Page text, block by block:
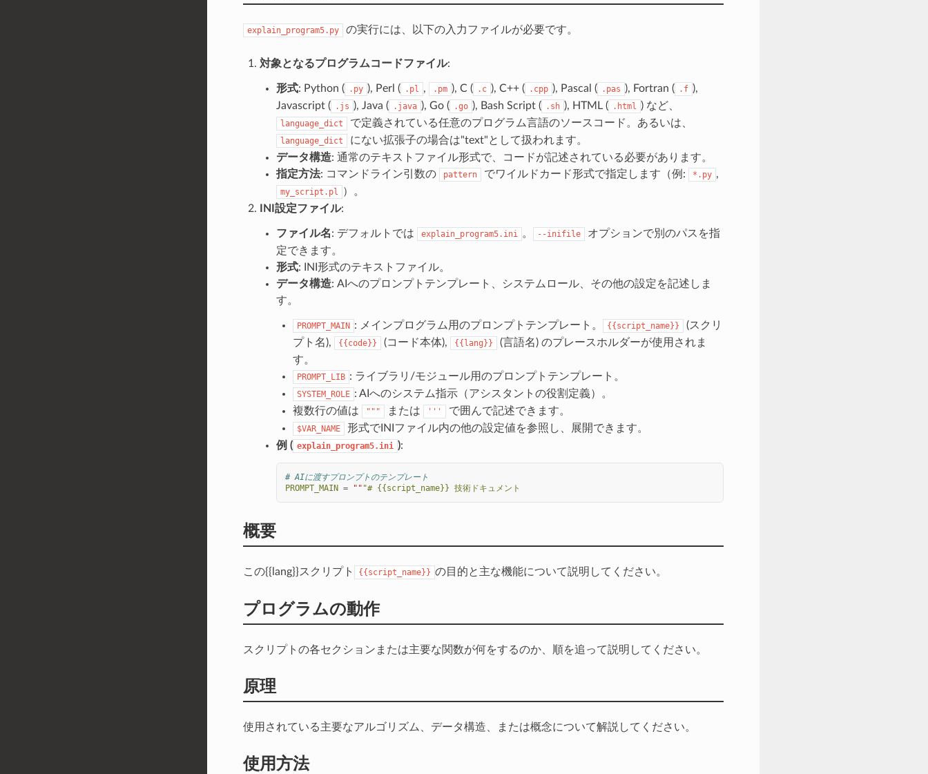
explain_program5.py の実行には、以下の入力ファイルが必要です。
対象となるプログラムコードファイル:
形式: Python ( .py ), Perl ( .pl , .pm ), C ( .c ), C++ ( .cpp ), Pascal ( .pas ), Fortran ( .f ),
Javascript ( .js ), Java ( .java ), Go ( .go ), Bash Script ( .sh ), HTML ( .html ) など、
language_dict で定義されている任意のプログラム言語のソースコード。あるいは、
language_dict
にない拡張子の場合は"text"として扱われます。
データ構造: 通常のテキストファイル形式で、コードが記述されている必要があります。
指定方法: コマンドライン引数の pattern でワイルドカード形式で指定します（例: *.py ,
my_script.pl
）。
INI設定ファイル:
ファイル名: デフォルトでは explain_program5.ini 。 --inifile
オプションで別のパスを指
定できます。
形式: INI形式のテキストファイル。
データ構造: AIへのプロンプトテンプレート、システムロール、その他の設定を記述しま
す。
PROMPT_MAIN : メインプログラム用のプロンプトテンプレート。 {{script_name}}
(スクリ
プト名),
{{code}} (コード本体), {{lang}}
(言語名) のプレースホルダーが使用されま
す。
PROMPT_LIB : ライブラリ/モジュール用のプロンプトテンプレート。
SYSTEM_ROLE : AIへのシステム指示（アシスタントの役割定義）。
複数行の値は
""" または ''' で囲んで記述できます。
$VAR_NAME
形式でINIファイル内の他の設定値を参照し、展開できます。
例 ( explain_program5.ini ):
# AIに渡すプロンプトのテンプレート
PROMPT_MAIN = "" "# {{script_name}} 技術ドキュメント
概要
この{{lang}}スクリプト {{script_name}} の目的と主な機能について説明してください。
プログラムの動作
スクリプトの各セクションまたは主要な関数が何をするのか、順を追って説明してください。
原理
使用されている主要なアルゴリズム、データ構造、または概念について解説してください。
使用方法